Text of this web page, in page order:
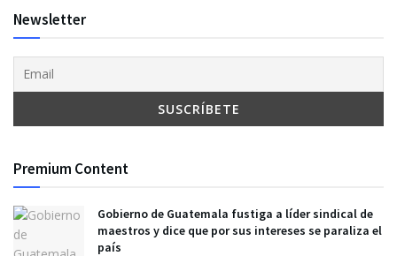
Newsletter
Premium Content
Gobierno de Guatemala fustiga a líder sindical de
maestros y dice que por sus intereses se paraliza el
país